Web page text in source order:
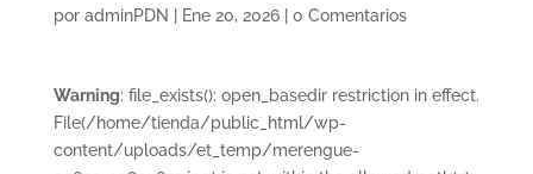
por adminPDN Ene 20, 2026| 0 Comentarios
Warning: file_exists(): open_basedir restriction in effect.
File(/home/tienda/public_html/wp-
content/uploads/et_temp/merengue-